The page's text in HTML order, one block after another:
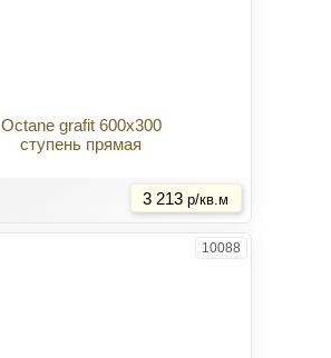
Octane grafit 600x300
ступень прямая
3 213 р/кв.м
10088